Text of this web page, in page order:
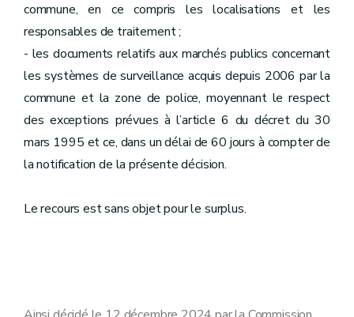
commune, en ce compris les localisations et les
responsables de traitement ;
- les documents relatifs aux marchés publics concernant
les systèmes de surveillance acquis depuis 2006 par la
commune et la zone de police, moyennant le respect
des exceptions prévues à l’article 6 du décret du 30
mars 1995 et ce, dans un délai de 60 jours à compter de
la notification de la présente décision.
Le recours est sans objet pour le surplus.